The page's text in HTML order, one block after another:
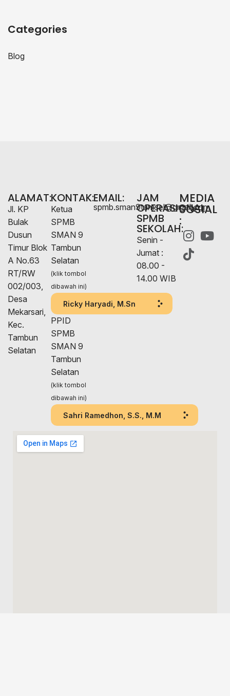
Categories
Blog
ALAMAT:
Jl. KP
Bulak
Dusun
Timur Blok
A No.63
RT/RW
002/003,
Desa
Mekarsari,
Kec.
Tambun
Selatan
KONTAK:
Ketua
SPMB
SMAN 9
Tambun
Selatan
(klik tombol
dibawah ini)
Ricky Haryadi, M.Sn
PPID
SPMB
SMAN 9
Tambun
Selatan
(klik tombol
dibawah ini)
Sahri Ramedhon, S.S., M.M
EMAIL:
spmb.sman9tamsel@gmail.com
JAM
OPERASIONAL
SPMB
SEKOLAH:
Senin -
Jumat :
08.00 -
14.00 WIB
MEDIA
SOSIAL
: